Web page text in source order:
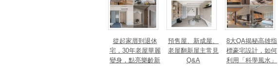
從起家厝到退休
宅，30年老屋華麗
變身，點亮樂齡新
預售屋、新成屋、
老屋翻新屋主常見
Q&A
8大QA揭秘高雄指
標豪宅設計，如何
利用「科學風水」